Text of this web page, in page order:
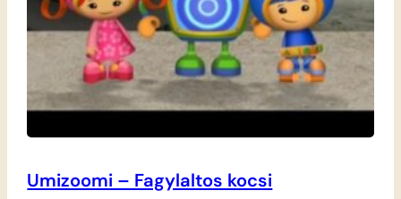
Umizoomi – Fagylaltos kocsi